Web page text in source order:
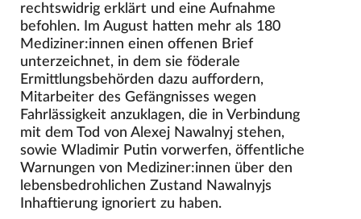
rechtswidrig erklärt und eine Aufnahme
befohlen. Im August hatten mehr als 180
Mediziner:innen einen offenen Brief
unterzeichnet, in dem sie föderale
Ermittlungsbehörden dazu auffordern,
Mitarbeiter des Gefängnisses wegen
Fahrlässigkeit anzuklagen, die in Verbindung
mit dem Tod von Alexej Nawalnyj stehen,
sowie Wladimir Putin vorwerfen, öffentliche
Warnungen von Mediziner:innen über den
lebensbedrohlichen Zustand Nawalnyjs
Inhaftierung ignoriert zu haben.